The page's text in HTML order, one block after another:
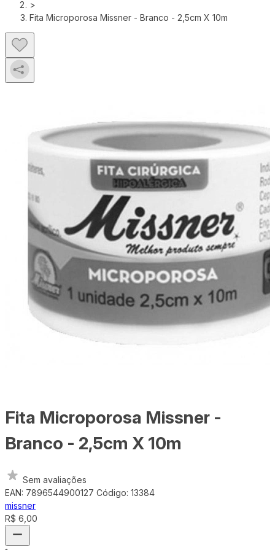
>
Fita Microporosa Missner - Branco - 2,5cm X 10m
Fita Microporosa Missner -
Branco - 2,5cm X 10m
Sem avaliações
EAN: 7896544900127 Código: 13384
missner
R$ 6,00